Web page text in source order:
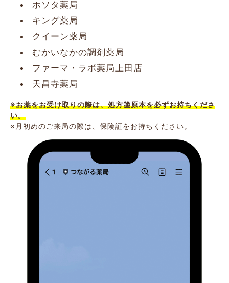
ホソタ薬局
キング薬局
クイーン薬局
むかいなかの調剤薬局
ファーマ・ラボ薬局上田店
天昌寺薬局
※お薬をお受け取りの際は、処方箋原本を必ずお持ちくださ
い。
※月初めのご来局の際は、保険証をお持ちください。